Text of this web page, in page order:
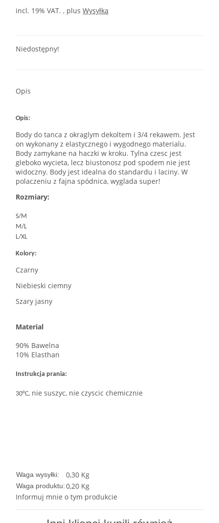
incl. 19% VAT. , plus Wysyłka
Niedostępny!
Opis
Opis:
Body do tanca z okraglym dekoltem i 3/4 rekawem. Jest
on wykonany z elastycznego i wygodnego materialu.
Body zamykane na haczki w kroku. Tylna czesc jest
gleboko wycieta, lecz biustonosz pod spodem nie jest
widoczny. Body jest idealna do standardu i laciny. W
polaczeniu z fajna spódnica, wyglada super!
Rozmiary:
S/M
M/L
L/XL
Kolory:
Czarny
Niebieski ciemny
Szary jasny
Material
90% Bawelna
10% Elasthan
Instrukcja prania:
30°C, nie suszyc, nie czyscic chemicznie
Waga wysyłki: 0,30 Kg
Waga produktu:0,20 Kg
Informuj mnie o tym produkcie